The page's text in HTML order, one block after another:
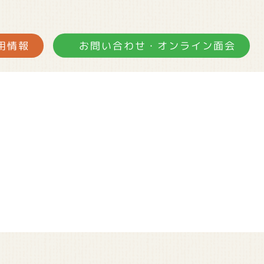
情報 お問い合わせ・オンライン面会